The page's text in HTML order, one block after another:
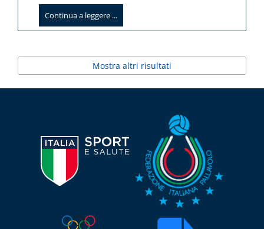
Continua a leggere ...
Mostra altri risultati